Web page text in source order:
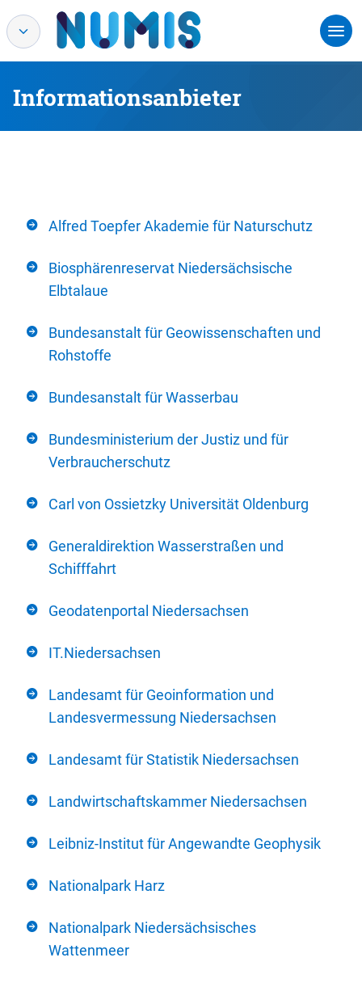
Informationsanbieter
Alfred Toepfer Akademie für Naturschutz
Biosphärenreservat Niedersächsische
Elbtalaue
Bundesanstalt für Geowissenschaften und
Rohstoffe
Bundesanstalt für Wasserbau
Bundesministerium der Justiz und für
Verbraucherschutz
Carl von Ossietzky Universität Oldenburg
Generaldirektion Wasserstraßen und
Schifffahrt
Geodatenportal Niedersachsen
IT.Niedersachsen
Landesamt für Geoinformation und
Landesvermessung Niedersachsen
Landesamt für Statistik Niedersachsen
Landwirtschaftskammer Niedersachsen
Leibniz-Institut für Angewandte Geophysik
Nationalpark Harz
Nationalpark Niedersächsisches
Wattenmeer